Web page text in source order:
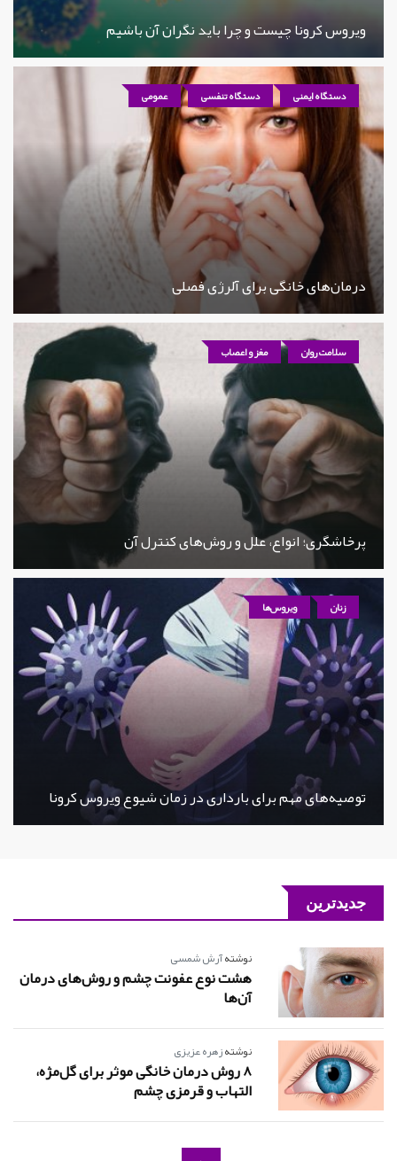
ویروس کرونا چیست و چرا باید نگران آن باشیم
دستگاه ایمنی دستگاه تنفسی عمومی
درمان‌های خانگی برای آلرژی فصلی
سلامت روان مغز و اعصاب
پرخاشگری؛ انواع، علل و روش‌های کنترل آن
زنان ویروس‌ها
توصیه‌های مهم برای بارداری در زمان شیوع ویروس کرونا
جدیدترین
نوشتهآرش شمسی
هشت نوع عفونت چشم و روش‌های درمان
‌آن‌ها
نوشتهزهره عزیزی
8 روش درمان خانگی موثر برای گل‌مژه،
التهاب و قرمزی چشم